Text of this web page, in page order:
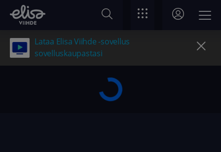
Lataa Elisa Viihde -sovellus
sovelluskaupastasi